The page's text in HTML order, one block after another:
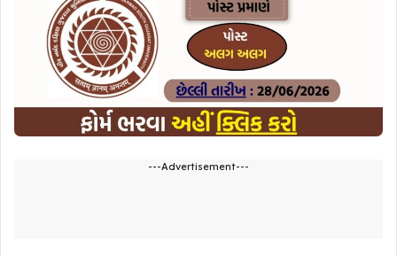
---Advertisement---